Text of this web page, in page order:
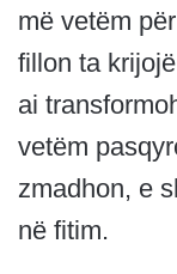
më vetëm
fillon ta
ai
vetëm
zmadhon, e
në fitim.